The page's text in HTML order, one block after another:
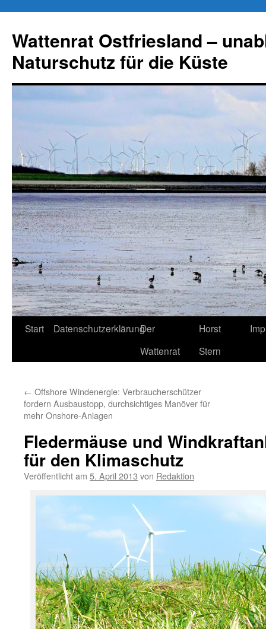
springen
Wattenrat Ostfriesland –
Naturschutz für die Küste
Start DatenschutzerklärungDer
Wattenrat
Horst
Stern
← Offshore Windenergie: Verbraucherschützer
fordern Ausbaustopp, durchsichtiges Manöver für
mehr Onshore-Anlagen
Fledermäuse und
für den Klimaschutz
Veröffentlicht am 5. April 2013 von Redaktion